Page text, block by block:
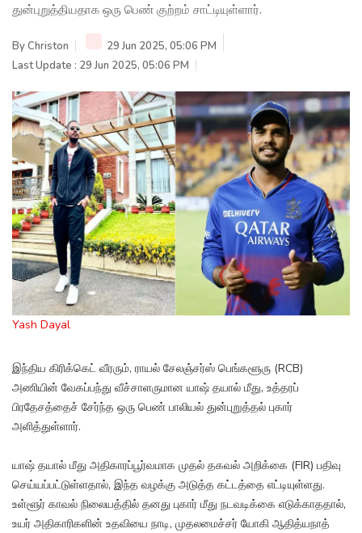
துன்புறுத்தியதாக ஒரு பெண் குற்றம் சாட்டியுள்ளார்.
ByChriston
29 Jun 2025, 05:06 PM
Last Update : 29 Jun 2025, 05:06 PM
Yash Dayal
இந்திய கிரிக்கெட் வீரரும், ராயல் சேலஞ்சர்ஸ் பெங்களூரு (RCB)
அணியின் வேகப்பந்து வீச்சாளருமான யாஷ் தயால் மீது, உத்தரப்
பிரதேசத்தைச் சேர்ந்த ஒரு பெண் பாலியல் துன்புறுத்தல் புகார்
அளித்துள்ளார்.
யாஷ் தயால் மீது அதிகாரப்பூர்வமாக முதல் தகவல் அறிக்கை (FIR) பதிவு
செய்யப்பட்டுள்ளதால், இந்த வழக்கு அடுத்த கட்டத்தை எட்டியுள்ளது.
உள்ளூர் காவல் நிலையத்தில் தனது புகார் மீது நடவடிக்கை எடுக்காததால்,
உயர் அதிகாரிகளின் உதவியை நாடி, முதலமைச்சர் யோகி ஆதித்யநாத்